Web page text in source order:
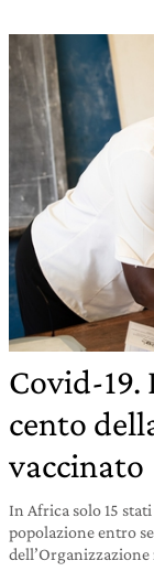
Covid-19.
cento
vaccinato
In Africa solo 15
popolazione entro